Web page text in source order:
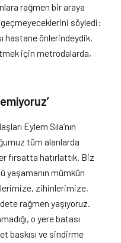
rağmen bir araya
söyledi:
hastane önlerindeydik,
için metrodalarda,
Eylem Sıla’nın
tüm alanlarda
fırsatta hatırlattık. Biz
yaşamanın mümkün
zihinlerimize,
rağmen yaşıyoruz.
o yere batası
baskısı ve sindirme